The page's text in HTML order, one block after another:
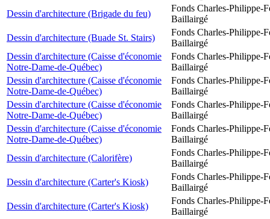
Dessin d'architecture (Brigade du feu)
Fonds Charles-Philippe-
Baillairgé
Dessin d'architecture (Buade St. Stairs)
Fonds Charles-Philippe-
Baillairgé
Dessin d'architecture (Caisse d'économie
Notre-Dame-de-Québec)
Fonds Charles-Philippe-
Baillairgé
Dessin d'architecture (Caisse d'économie
Notre-Dame-de-Québec)
Fonds Charles-Philippe-
Baillairgé
Dessin d'architecture (Caisse d'économie
Notre-Dame-de-Québec)
Fonds Charles-Philippe-
Baillairgé
Dessin d'architecture (Caisse d'économie
Notre-Dame-de-Québec)
Fonds Charles-Philippe-
Baillairgé
Dessin d'architecture (Calorifère)
Fonds Charles-Philippe-
Baillairgé
Dessin d'architecture (Carter's Kiosk)
Fonds Charles-Philippe-
Baillairgé
Dessin d'architecture (Carter's Kiosk)
Fonds Charles-Philippe-
Baillairgé